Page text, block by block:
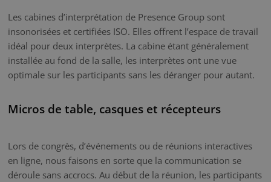
Les cabines d’interprétation de Presence Group sont
insonorisées et certifiées ISO. Elles offrent l’espace de travail
idéal pour deux interprètes. La cabine étant généralement
installée au fond de la salle, les interprètes ont une vue
optimale sur les participants sans les déranger pour autant.
Micros de table, casques et récepteurs
Lors de congrès, d’événements ou de réunions interactives
en ligne, nous faisons en sorte que la communication se
déroule sans accrocs. Au début de la réunion, les participants